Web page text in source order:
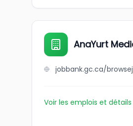
AnaYurt
Voir les emplois et détails